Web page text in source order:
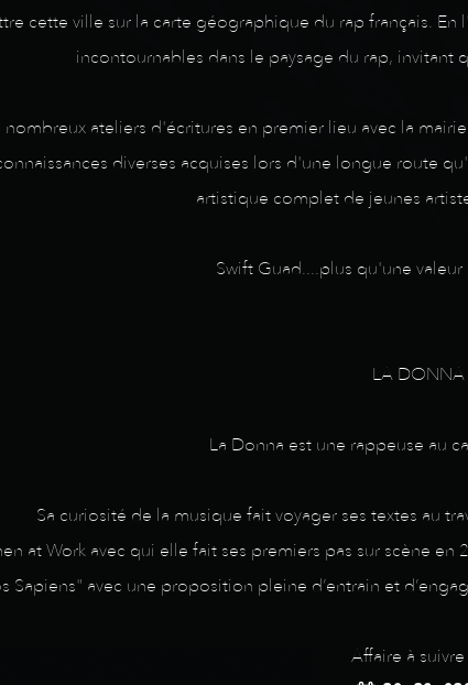
cette ville sur la carte géographique du rap français.
incontournables dans le paysage du rap,
ateliers d'écritures en premier lieu avec la
diverses acquises lors d'une longue route
artistique complet de jeunes
Swift Guad....plus qu'une
LA DONNA
La Donna est une rappeuse au
Sa curiosité de la musique fait voyager ses textes au
at Work avec qui elle fait ses premiers pas sur scène
Sapiens" avec une proposition pleine d’entrain et
Affaire à